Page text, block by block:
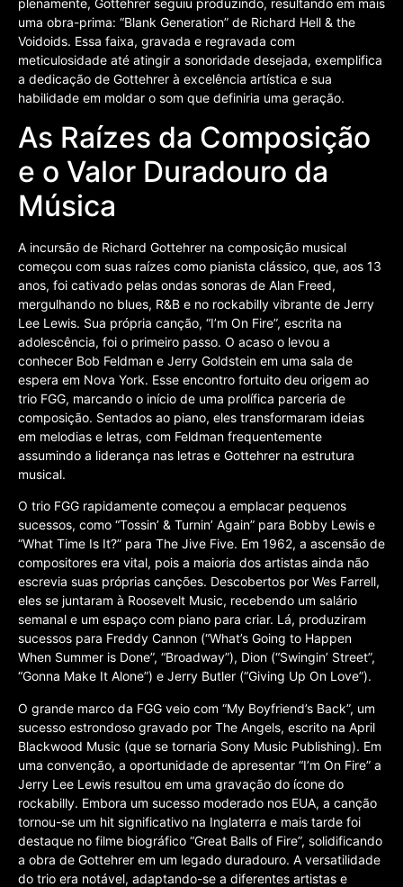
plenamente, Gottehrer seguiu produzindo, resultando em mais
uma obra-prima: “Blank Generation” de Richard Hell & the
Voidoids. Essa faixa, gravada e regravada com
meticulosidade até atingir a sonoridade desejada, exemplifica
a dedicação de Gottehrer à excelência artística e sua
habilidade em moldar o som que definiria uma geração.
As Raízes da Composição
e o Valor Duradouro da
Música
A incursão de Richard Gottehrer na composição musical
começou com suas raízes como pianista clássico, que, aos 13
anos, foi cativado pelas ondas sonoras de Alan Freed,
mergulhando no blues, R&B e no rockabilly vibrante de Jerry
Lee Lewis. Sua própria canção, “I’m On Fire”, escrita na
adolescência, foi o primeiro passo. O acaso o levou a
conhecer Bob Feldman e Jerry Goldstein em uma sala de
espera em Nova York. Esse encontro fortuito deu origem ao
trio FGG, marcando o início de uma prolífica parceria de
composição. Sentados ao piano, eles transformaram ideias
em melodias e letras, com Feldman frequentemente
assumindo a liderança nas letras e Gottehrer na estrutura
musical.
O trio FGG rapidamente começou a emplacar pequenos
sucessos, como “Tossin’ & Turnin’ Again” para Bobby Lewis e
“What Time Is It?” para The Jive Five. Em 1962, a ascensão de
compositores era vital, pois a maioria dos artistas ainda não
escrevia suas próprias canções. Descobertos por Wes Farrell,
eles se juntaram à Roosevelt Music, recebendo um salário
semanal e um espaço com piano para criar. Lá, produziram
sucessos para Freddy Cannon (“What’s Going to Happen
When Summer is Done”, “Broadway”), Dion (“Swingin’ Street”,
“Gonna Make It Alone”) e Jerry Butler (“Giving Up On Love”).
O grande marco da FGG veio com “My Boyfriend’s Back”, um
sucesso estrondoso gravado por The Angels, escrito na April
Blackwood Music (que se tornaria Sony Music Publishing). Em
uma convenção, a oportunidade de apresentar “I’m On Fire” a
Jerry Lee Lewis resultou em uma gravação do ícone do
rockabilly. Embora um sucesso moderado nos EUA, a canção
tornou-se um hit significativo na Inglaterra e mais tarde foi
destaque no filme biográfico “Great Balls of Fire”, solidificando
a obra de Gottehrer em um legado duradouro. A versatilidade
do trio era notável, adaptando-se a diferentes artistas e